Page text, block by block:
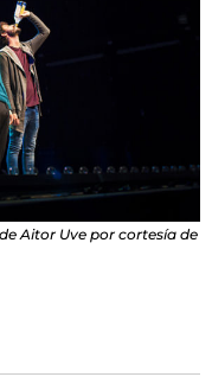
Aitor Uve por cortesía de